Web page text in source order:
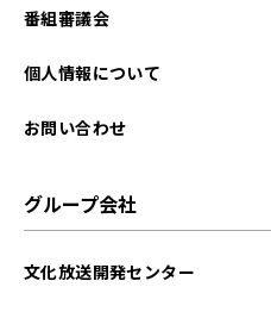
2021年07月
番組審議会
個人情報について
お問い合わせ
グループ会社
文化放送開発センター